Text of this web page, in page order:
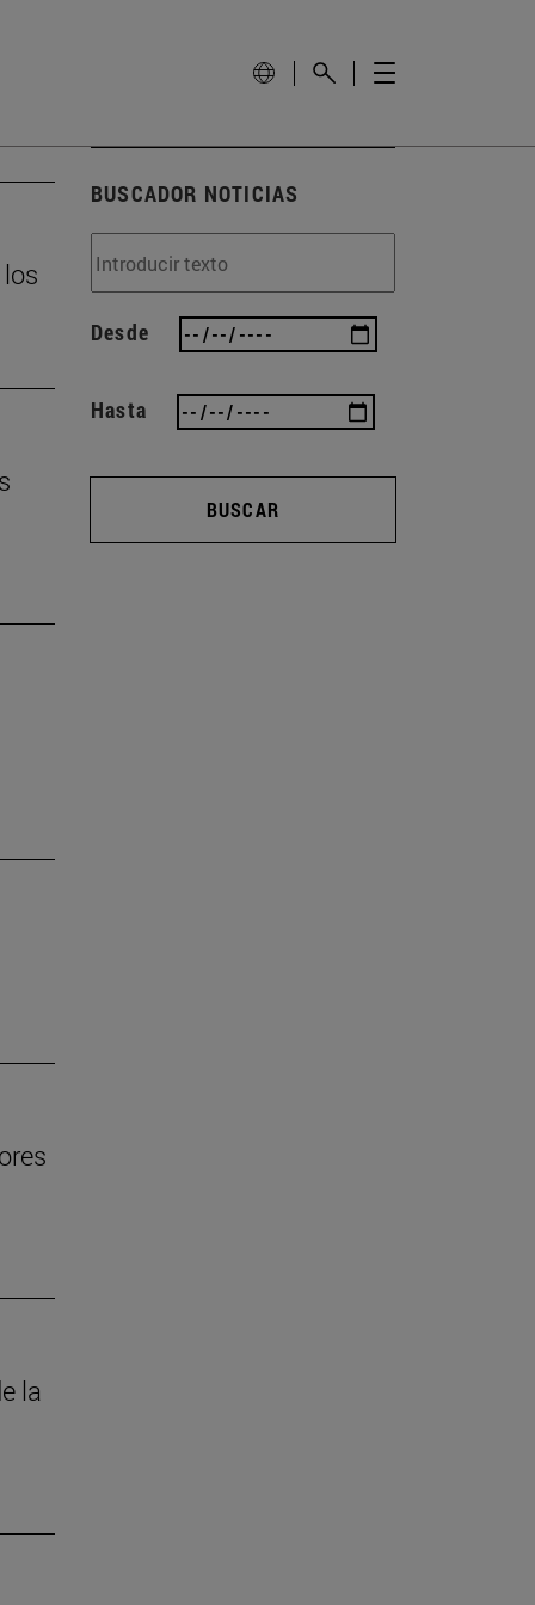
la
BUSCADOR NOTICIAS
Desde
Hasta
BUSCAR